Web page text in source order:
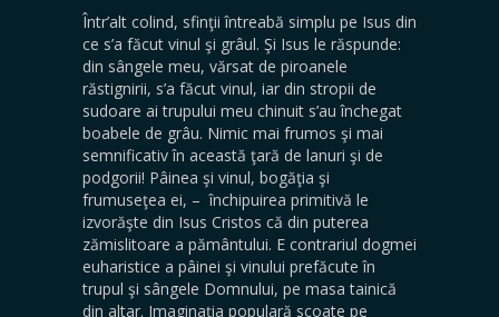
Într’alt colind, sfinţii întreabă simplu pe Isus din
ce s’a făcut vinul şi grâul. Şi Isus le răspunde:
din sângele meu, vărsat de piroanele
răstignirii, s’a făcut vinul, iar din stropii de
sudoare ai trupului meu chinuit s’au închegat
boabele de grâu. Nimic mai frumos şi mai
semnificativ în această ţară de lanuri şi de
podgorii! Pâinea şi vinul, bogăţia şi
frumuseţea ei, – închipuirea primitivă le
izvorăşte din Isus Cristos că din puterea
zămislitoare a pă­mântului. E contrariul dogmei
euharistice a pâinei şi vinului prefăcute în
trupul şi sângele Domnului, pe masa tainică
din altar. Imaginaţia populară scoate pe